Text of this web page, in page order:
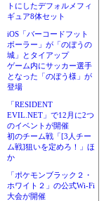
トにしたデフォルメフィ
ギュア8体セット
iOS「バーコードフット
ボーラー」が「のぼうの
城」とタイアップ
ゲーム内にサッカー選手
となった「のぼう様」が
登場
「RESIDENT
EVIL.NET」で12月に2つ
のイベントが開催
初のチーム戦「[3人チー
ム戦]狙いを定めろ！」ほ
か
「ポケモンブラック２・
ホワイト２」の公式Wi-Fi
大会が開催